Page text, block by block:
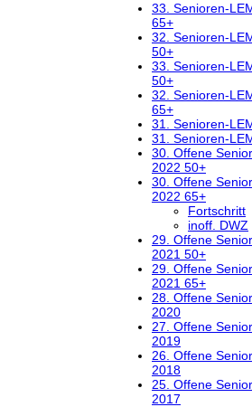
33. Senioren-
65+
32. Senioren-
50+
33. Senioren-
50+
32. Senioren-
65+
31. Senioren-
31. Senioren-
30. Offene
2022 50+
30. Offene
2022 65+
Fortschritt
inoff. DWZ
29. Offene
2021 50+
29. Offene
2021 65+
28. Offene
2020
27. Offene
2019
26. Offene
2018
25. Offene
2017